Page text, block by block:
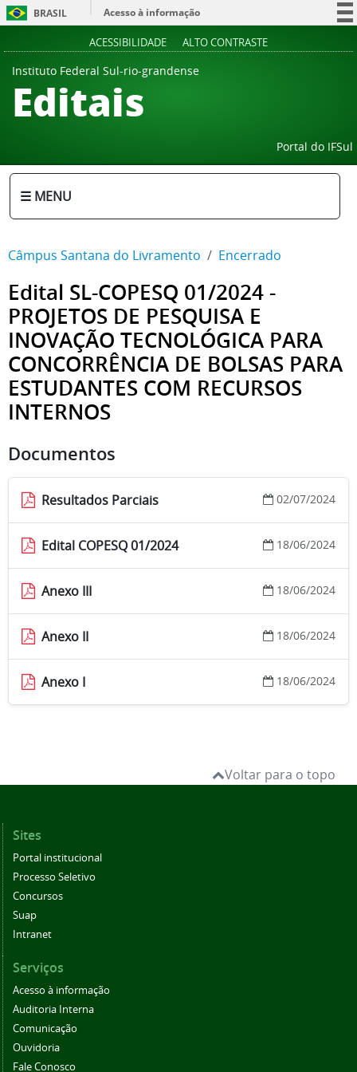
BRASIL
Acesso à informação
ACESSIBILIDADE ALTO CONTRASTE
Instituto Federal Sul-rio-grandense
Editais
Portal do IFSul
☰ MENU
Câmpus Santana do Livramento Encerrado
Edital SL-COPESQ 01/2024 -
PROJETOS DE PESQUISA E
INOVAÇÃO TECNOLÓGICA PARA
CONCORRÊNCIA DE BOLSAS PARA
ESTUDANTES COM RECURSOS
INTERNOS
Documentos
Resultados Parciais 02/07/2024
Edital COPESQ 01/2024 18/06/2024
Anexo III 18/06/2024
Anexo II 18/06/2024
Anexo I 18/06/2024
Voltar para o topo
Sites
Portal institucional
Processo Seletivo
Concursos
Suap
Intranet
Serviços
Acesso à informação
Auditoria Interna
Comunicação
Ouvidoria
Fale Conosco